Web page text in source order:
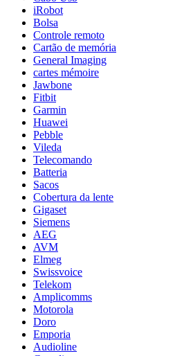
iRobot
Bolsa
Controle remoto
Cartão de memória
General Imaging
cartes mémoire
Jawbone
Fitbit
Garmin
Huawei
Pebble
Vileda
Telecomando
Batteria
Sacos
Cobertura da lente
Gigaset
Siemens
AEG
AVM
Elmeg
Swissvoice
Telekom
Amplicomms
Motorola
Doro
Emporia
Audioline